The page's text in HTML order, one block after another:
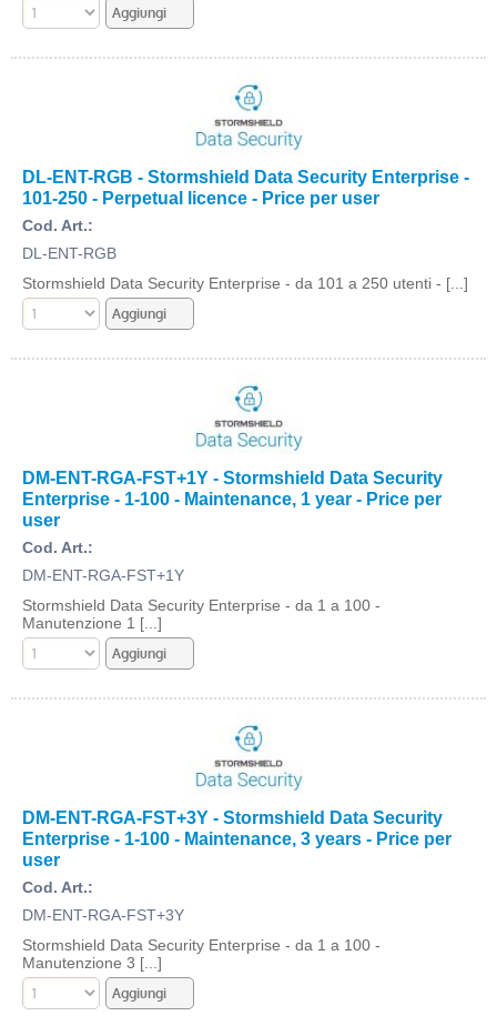
DL-ENT-RGB - Stormshield Data Security Enterprise -
101-250 - Perpetual licence - Price per user
Cod. Art.:
DL-ENT-RGB
Stormshield Data Security Enterprise - da 101 a 250 utenti - [...]
DM-ENT-RGA-FST+1Y - Stormshield Data Security
Enterprise - 1-100 - Maintenance, 1 year - Price per
user
Cod. Art.:
DM-ENT-RGA-FST+1Y
Stormshield Data Security Enterprise - da 1 a 100 -
Manutenzione 1 [...]
DM-ENT-RGA-FST+3Y - Stormshield Data Security
Enterprise - 1-100 - Maintenance, 3 years - Price per
user
Cod. Art.:
DM-ENT-RGA-FST+3Y
Stormshield Data Security Enterprise - da 1 a 100 -
Manutenzione 3 [...]